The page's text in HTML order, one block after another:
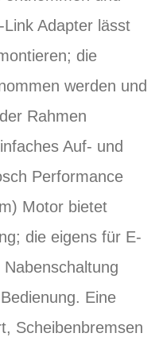
Adapter lässt
die
werden und
Rahmen
Auf- und
Performance
Motor bietet
die eigens für E-
Eine
Scheibenbremsen